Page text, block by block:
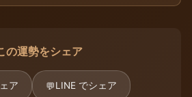
の運勢をシェア
ア 💬LINE でシェア